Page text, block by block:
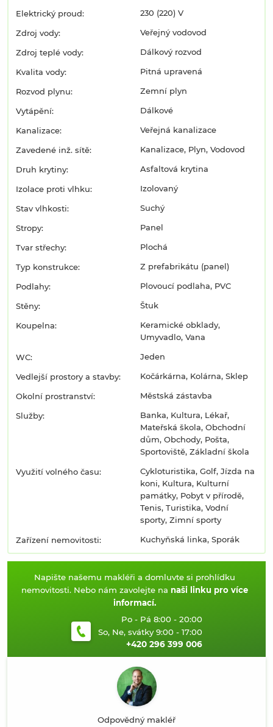
Elektrický proud: 230 (220) V
Zdroj vody: Veřejný vodovod
Zdroj teplé vody: Dálkový rozvod
Kvalita vody: Pitná upravená
Rozvod plynu: Zemní plyn
Vytápění: Dálkové
Kanalizace: Veřejná kanalizace
Zavedené inž. sítě: Kanalizace, Plyn, Vodovod
Druh krytiny: Asfaltová krytina
Izolace proti vlhku: Izolovaný
Stav vlhkosti: Suchý
Stropy: Panel
Tvar střechy: Plochá
Typ konstrukce: Z prefabrikátu (panel)
Podlahy: Plovoucí podlaha, PVC
Stěny: Štuk
Koupelna:
Keramické obklady,
Umyvadlo, Vana
WC: Jeden
Vedlejší prostory a stavby: Kočárkárna, Kolárna, Sklep
Okolní prostranství: Městská zástavba
Služby:
Banka, Kultura, Lékař,
Mateřská škola, Obchodní
dům, Obchody, Pošta,
Sportoviště, Základní škola
Využití volného času:
Cykloturistika, Golf, Jízda na
koni, Kultura, Kulturní
památky, Pobyt v přírodě,
Tenis, Turistika, Vodní
sporty, Zimní sporty
Zařízení nemovitosti: Kuchyňská linka, Sporák
Napište našemu makléři a domluvte si prohlídku
nemovitosti. Nebo nám zavolejte na naši linku pro více
informací.
Po - Pá 8:00 - 20:00
So, Ne, svátky 9:00 - 17:00
+420 296 399 006
Odpovědný makléř